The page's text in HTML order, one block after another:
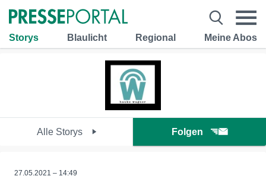
Storys Blaulicht Regional Meine Abos
Alle Storys Folgen
27.05.2021 – 14:49